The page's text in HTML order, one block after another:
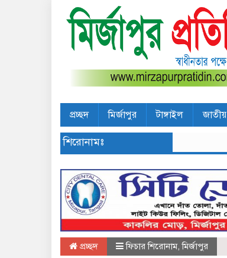
প্রচ্ছদ মির্জাপুর টাঙ্গাইল জাতীয়
শিরোনামঃ
প্রচ্ছদ ফিচার শিরোনাম,মির্জাপুর